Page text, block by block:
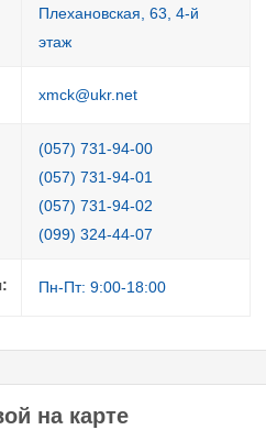
Плехановская, 63, 4-й
этаж
xmck@ukr.net
(057) 731-94-00
(057) 731-94-01
(057) 731-94-02
(099) 324-44-07
Пн-Пт: 9:00-18:00
на карте